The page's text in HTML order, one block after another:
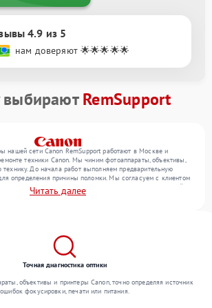
4.9 из 5
нам доверяют 🌟🌟🌟🌟🌟
выбираютRemSupport
нашей сети Canon RemSupport работают в Москве и
техники Canon. Мы чиним фотоаппараты, объективы,
До начала работ выполняем предварительную
определения причины поломки. Мы согласуем с клиентом
работ и их стоимость, затем выполняем ремонт с заменой
В конце подтверждаем качество оказанных услуг
Читать далее
Точная диагностика оптики
объективы и принтеры Canon, точно определяя источник
ошибок фокусировки, печати или питания.